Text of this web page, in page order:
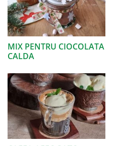
MIX PENTRU CIOCOLATA
CALDA